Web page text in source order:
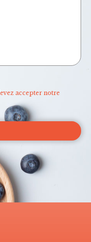
accepter notre